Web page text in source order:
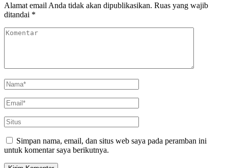
Alamat email Anda tidak akan dipublikasikan. Ruas yang wajib
ditandai *
Simpan nama, email, dan situs web saya pada peramban ini
untuk komentar saya berikutnya.